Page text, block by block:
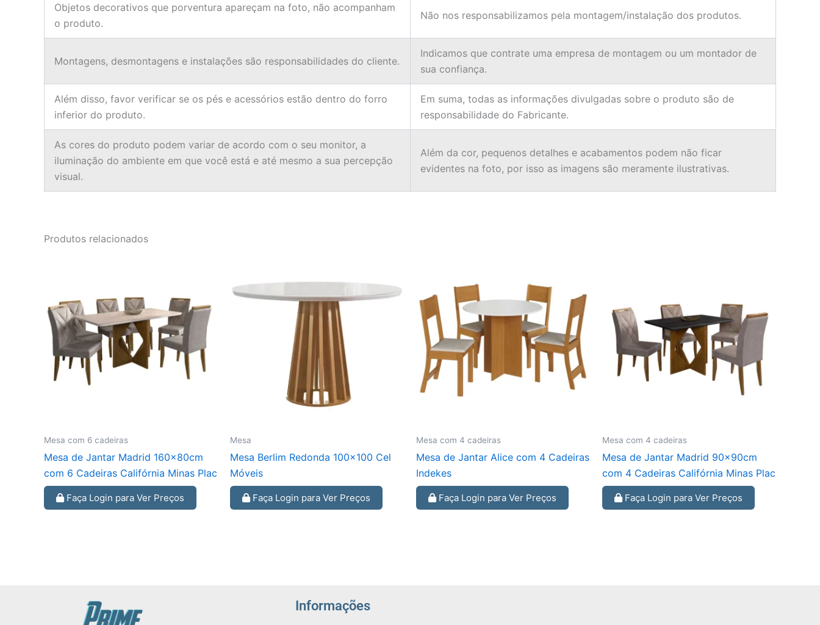
Objetos decorativos que porventura apareçam na foto, não acompanham
o produto.
Não nos responsabilizamos pela montagem/instalação dos produtos.
Montagens, desmontagens e instalações são responsabilidades do cliente.
Indicamos que contrate uma empresa de montagem ou um montador de
sua confiança.
Além disso, favor verificar se os pés e acessórios estão dentro do forro
inferior do produto.
Em suma, todas as informações divulgadas sobre o produto são de
responsabilidade do Fabricante.
As cores do produto podem variar de acordo com o seu monitor, a
iluminação do ambiente em que você está e até mesmo a sua percepção
visual.
Além da cor, pequenos detalhes e acabamentos podem não ficar
evidentes na foto, por isso as imagens são meramente ilustrativas.
Produtos relacionados
Mesa com 6 cadeiras
Mesa de Jantar Madrid 160x80cm
com 6 Cadeiras Califórnia Minas Plac
Faça Login para Ver Preços
Mesa
Mesa Berlim Redonda 100×100 Cel
Móveis
Faça Login para Ver Preços
Mesa com 4 cadeiras
Mesa de Jantar Alice com 4 Cadeiras
Indekes
Faça Login para Ver Preços
Mesa com 4 cadeiras
Mesa de Jantar Madrid 90x90cm
com 4 Cadeiras Califórnia Minas Plac
Faça Login para Ver Preços
Informações